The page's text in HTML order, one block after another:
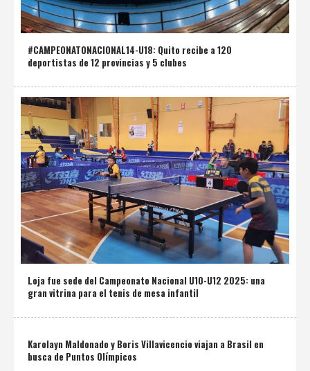
#CAMPEONATONACIONAL14-U18: Quito recibe a 120
deportistas de 12 provincias y 5 clubes
Loja fue sede del Campeonato Nacional U10-U12 2025: una
gran vitrina para el tenis de mesa infantil
Karolayn Maldonado y Boris Villavicencio viajan a Brasil en
busca de Puntos Olímpicos